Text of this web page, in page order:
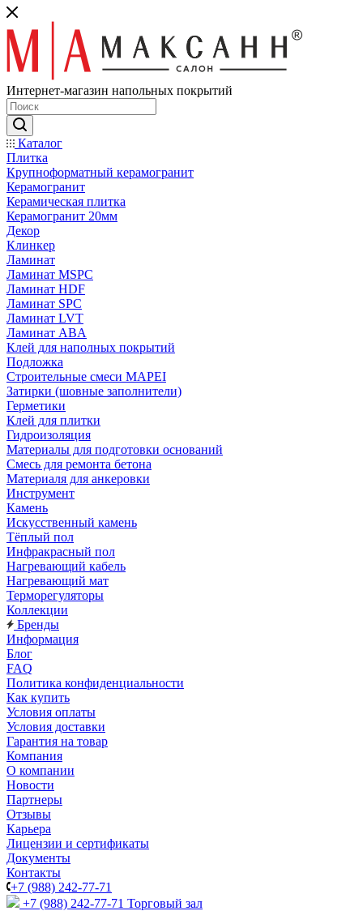
Интернет-магазин напольных покрытий
Каталог
Плитка
Крупноформатный керамогранит
Керамогранит
Керамическая плитка
Керамогранит 20мм
Декор
Клинкер
Ламинат
Ламинат MSPC
Ламинат HDF
Ламинат SPC
Ламинат LVT
Ламинат ABA
Клей для наполных покрытий
Подложка
Строительные смеси MAPEI
Затирки (шовные заполнители)
Герметики
Клей для плитки
Гидроизоляция
Материалы для подготовки оснований
Смесь для ремонта бетона
Материаля для анкеровки
Инструмент
Камень
Искусственный камень
Тёплый пол
Инфракрасный пол
Нагревающий кабель
Нагревающий мат
Терморегуляторы
Коллекции
Бренды
Информация
Блог
FAQ
Политика конфиденциальности
Как купить
Условия оплаты
Условия доставки
Гарантия на товар
Компания
О компании
Новости
Партнеры
Отзывы
Карьера
Лицензии и сертификаты
Документы
Контакты
+7 (988) 242-77-71
+7 (988) 242-77-71 Торговый зал